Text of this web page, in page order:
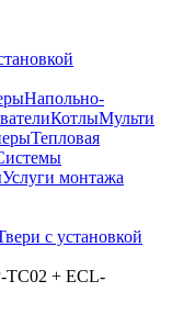
Напольно-
КотлыМульти
Тепловая
Услуги монтажа
с установкой
TC02 + ECL-